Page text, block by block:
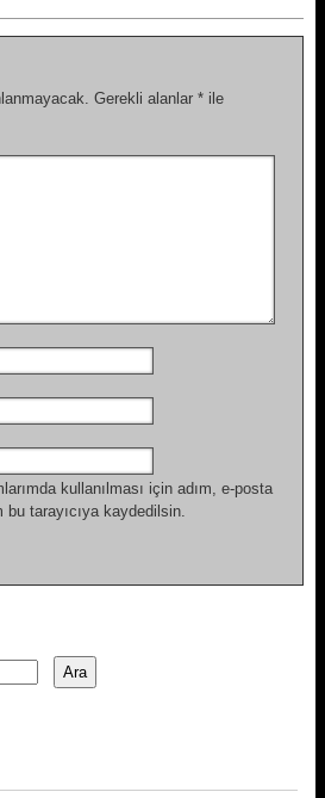
Gerekli alanlar * ile
kullanılması için adım, e-posta
tarayıcıya kaydedilsin.
Ara